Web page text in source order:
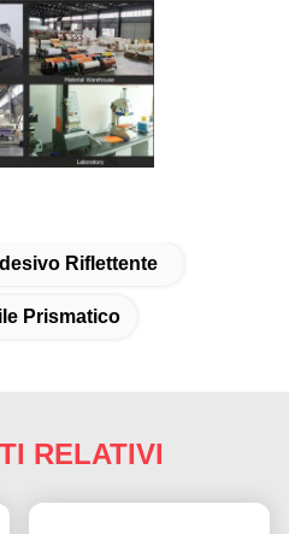
Riflettente
Prismatico
RELATIVI